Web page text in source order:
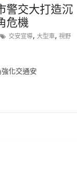
交大打造沉
危機
交安宣導,大型車,視野
強化交通安